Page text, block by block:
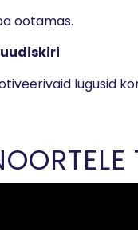
ootamas.
uudiskiri
lugusid